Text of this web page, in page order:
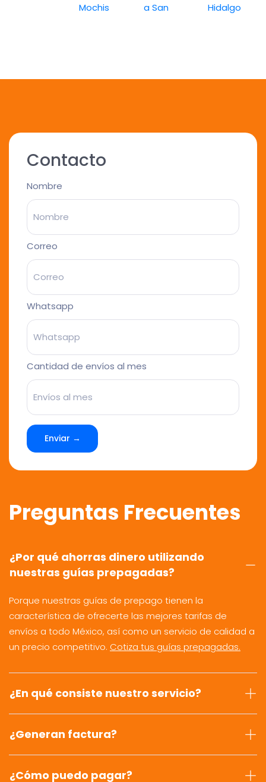
Mochis
a San
Hidalgo
Contacto
Nombre
Correo
Whatsapp
Cantidad de envíos al mes
Enviar →
Preguntas Frecuentes
¿Por qué ahorras dinero utilizando
nuestras guías prepagadas?
Porque nuestras guías de prepago tienen la
característica de ofrecerte las mejores tarifas de
envíos a todo México, así como un servicio de calidad a
un precio competitivo. Cotiza tus guías prepagadas.
¿En qué consiste nuestro servicio?
¿Generan factura?
¿Cómo puedo pagar?